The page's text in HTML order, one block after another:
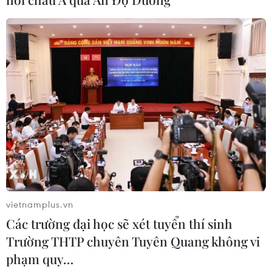
Xem thêm
CƠ QUAN CHỦ QUẢN: THÔNG TẤN XÃ VIỆT NAM
Tổng Biên tập: TRẦN TIẾN DUẨN
Phó Tổng Biên tập: NGUYỄN THỊ TÁM, KHÚC THANH
THỦY
Sở hữu trí tuệ
Quy định sử dụng
RSS
vietnamplus.vn
Các trường đại học sẽ xét tuyển thí sinh
Trường THTP chuyên Tuyên Quang không vi
phạm quy…